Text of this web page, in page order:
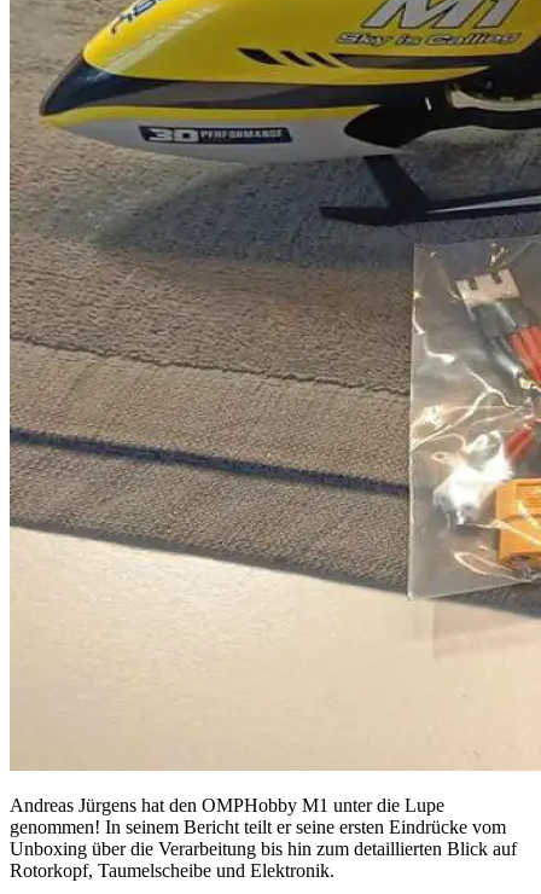
Andreas Jürgens hat den OMPHobby M1 unter die Lupe
genommen! In seinem Bericht teilt er seine ersten Eindrücke vom
Unboxing über die Verarbeitung bis hin zum detaillierten Blick auf
Rotorkopf, Taumelscheibe und Elektronik.